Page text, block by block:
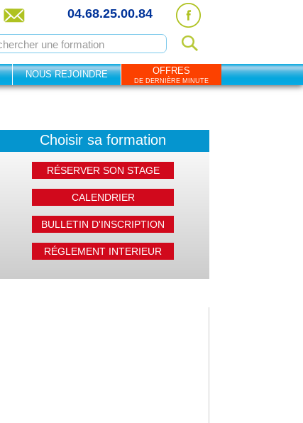
04.68.25.00.84
NOUS REJOINDRE OFFRES
DE DERNIÈRE MINUTE
Choisir sa formation
RÉSERVER SON STAGE
CALENDRIER
BULLETIN D'INSCRIPTION
RÉGLEMENT INTERIEUR